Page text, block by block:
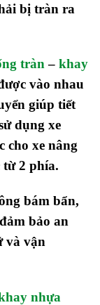
bị tràn ra
tràn– khay
vào nhau
giúp tiết
dụng xe
cho xe nâng
từ 2 phía.
bám bẩn,
bảo an
và vận
nhựa